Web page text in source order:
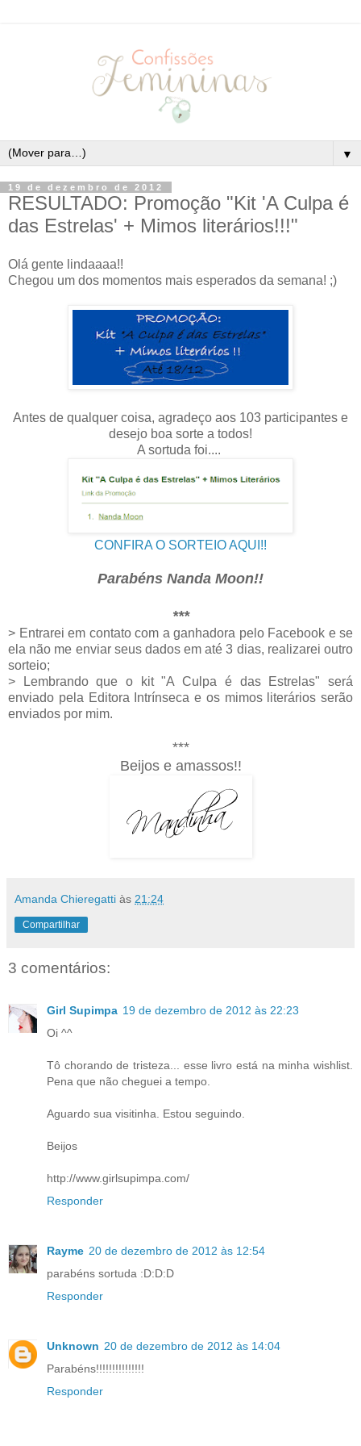
▼
19 de dezembro de 2012
RESULTADO: Promoção "Kit 'A Culpa é
das Estrelas' + Mimos literários!!!"
Olá gente lindaaaa!!
Chegou um dos momentos mais esperados da semana! ;)
Antes de qualquer coisa, agradeço aos 103 participantes e
desejo boa sorte a todos!
A sortuda foi....
CONFIRA O SORTEIO AQUI!!
Parabéns Nanda Moon!!
***
> Entrarei em contato com a ganhadora pelo Facebook e se
ela não me enviar seus dados em até 3 dias, realizarei outro
sorteio;
> Lembrando que o kit "A Culpa é das Estrelas" será
enviado pela Editora Intrínseca e os mimos literários serão
enviados por mim.
***
Beijos e amassos!!
Amanda Chieregatti às 21:24
Compartilhar
3 comentários:
Girl Supimpa 19 de dezembro de 2012 às 22:23
Oi ^^
Tô chorando de tristeza... esse livro está na minha wishlist.
Pena que não cheguei a tempo.
Aguardo sua visitinha. Estou seguindo.
Beijos
http://www.girlsupimpa.com/
Responder
Rayme 20 de dezembro de 2012 às 12:54
parabéns sortuda :D:D:D
Responder
Unknown 20 de dezembro de 2012 às 14:04
Parabéns!!!!!!!!!!!!!!!
Responder